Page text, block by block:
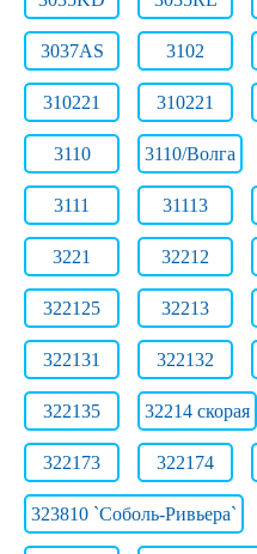
3037AS 3102
310221 310221
3110 3110/Волга
3111 31113
3221 32212
322125 32213
322131 322132
322135 32214 скорая
322173 322174
323810 `Соболь-Ривьера`